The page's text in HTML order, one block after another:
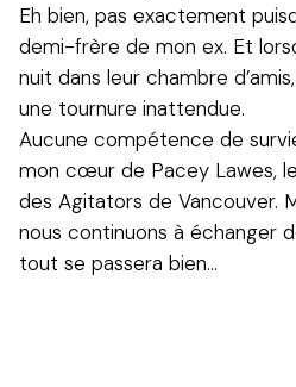
Eh bien, pas exactement
demi-frère de mon ex. Et
nuit dans leur chambre
une tournure inattendue.
Aucune compétence de
mon cœur de Pacey Lawes,
des Agitators de Vancouver.
nous continuons à échanger
tout se passera bien...